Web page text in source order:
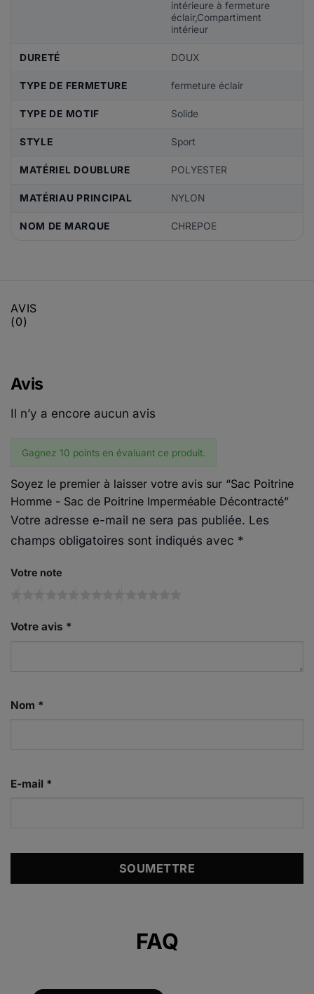
intérieure à fermeture
éclair,Compartiment
intérieur
DURETÉ DOUX
TYPE DE FERMETURE fermeture éclair
TYPE DE MOTIF Solide
STYLE Sport
MATÉRIEL DOUBLURE POLYESTER
MATÉRIAU PRINCIPAL NYLON
NOM DE MARQUE CHREPOE
AVIS
(0)
Avis
Il n’y a encore aucun avis
Gagnez 10 points en évaluant ce produit.
Soyez le premier à laisser votre avis sur “Sac Poitrine
Homme - Sac de Poitrine Imperméable Décontracté”
Votre adresse e-mail ne sera pas publiée. Les
champs obligatoires sont indiqués avec *
Votre note
Votre avis *
Nom *
E-mail *
FAQ